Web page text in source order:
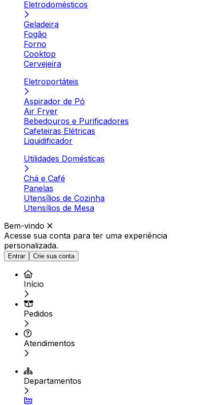
Eletrodomésticos
Geladeira
Fogão
Forno
Cooktop
Cervejeira
Eletroportáteis
Aspirador de Pó
Air Fryer
Bebedouros e Purificadores
Cafeteiras Elétricas
Liquidificador
Utilidades Domésticas
Chá e Café
Panelas
Utensílios de Cozinha
Utensílios de Mesa
Bem-vindo
Acesse sua conta para ter uma experiência
personalizada.
Entrar Crie sua conta
Início
Pedidos
Atendimentos
Departamentos